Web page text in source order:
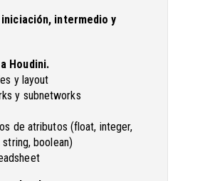
intermedio y
Houdini.
y layout
y subnetworks
de atributos (float, integer,
boolean)